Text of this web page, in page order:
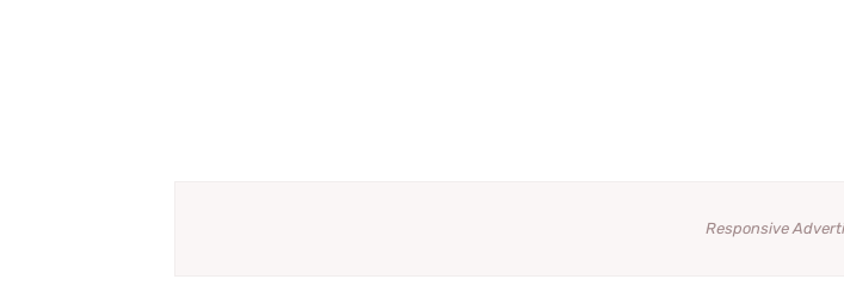
Responsive